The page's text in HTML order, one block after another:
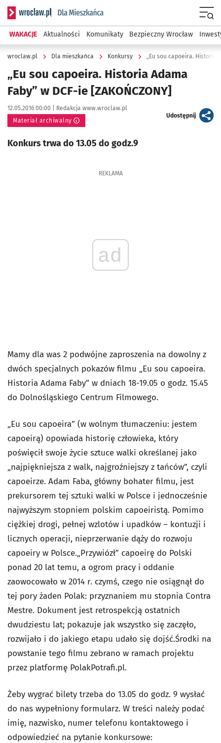
Serwis informacyjny wroclaw.pl podserwis: Dla mieszkańca
WAKACJE Aktualności Komunikaty Bezpieczny Wrocław
wroclaw.pl Dla mieszkańca Konkursy „Eu sou capoeira. Historia
„Eu sou capoeira. Historia Adama
Faby” w DCF-ie [ZAKOŃCZONY]
Data publikacji:
12.05.2016 00:00 | Autor:
Redakcja www.wroclaw.pl
Materiał archiwalny
Udostępnijartykuł
Konkurs trwa do 13.05 do godz.9
REKLAMA
ad
Mamy dla was 2 podwójne zaproszenia na dowolny z
dwóch specjalnych pokazów filmu „Eu sou capoeira.
Historia Adama Faby” w dniach 18-19.05 o godz. 15.45
do Dolnośląskiego Centrum Filmowego.
„Eu sou capoeira” (w wolnym tłumaczeniu: jestem
capoeirą) opowiada historię człowieka, który
poświęcił swoje życie sztuce walki określanej jako
„najpiękniejsza z walk, najgroźniejszy z tańców”, czyli
capoeirze. Adam Faba, główny bohater filmu, jest
prekursorem tej sztuki walki w Polsce i jednocześnie
najwyższym stopniem polskim capoeiristą. Pomimo
ciężkiej drogi, pełnej wzlotów i upadków – kontuzji i
licznych operacji, nieprzerwanie dąży do rozwoju
capoeiry w Polsce.„Przywiózł” capoeirę do Polski
ponad 20 lat temu, a ogrom pracy i oddanie
zaowocowało w 2014 r. czymś, czego nie osiągnął do
tej pory żaden Polak: przyznaniem mu stopnia Contra
Mestre. Dokument jest retrospekcją ostatnich
dwudziestu lat; pokazuje jak wszystko się zaczęło,
rozwijało i do jakiego etapu udało się dojść.Środki na
powstanie tego filmu zebrano w ramach projektu
przez platformę PolakPotrafi.pl.
Żeby wygrać bilety trzeba do 13.05 do godz. 9 wysłać
do nas wypełniony formularz. W treści należy podać
imię, nazwisko, numer telefonu kontaktowego i
odpowiedzieć na pytanie konkursowe: